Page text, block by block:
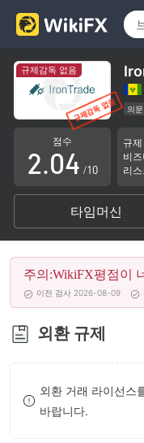
규제감독 없음
의
잠
점수
0
1
2
3
4
5
6
7
8
9
.0
1
2
3
4
5
6
7
8
0
1
2
3
4
5
6
7
8
9
/10
규제
비
리
타임머신
주의:WikiFX평점이
이전 검사 2026-08-09
외환 규제
외환 거래 라이선스
바랍니다.